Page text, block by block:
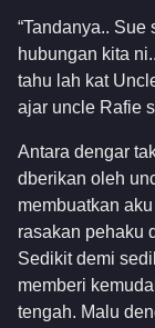
“Tandanya..
hubungan kita
tahu lah kat
ajar uncle Rafie
Antara dengar
dberikan oleh
membuatkan
rasakan pehaku
Sedikit demi
memberi
tengah. Malu